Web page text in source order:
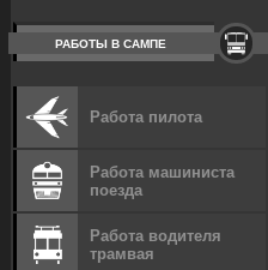
РАБОТЫ В САМПЕ
Работа пилота
Работа машиниста
поезда
Работа водителя
трамвая